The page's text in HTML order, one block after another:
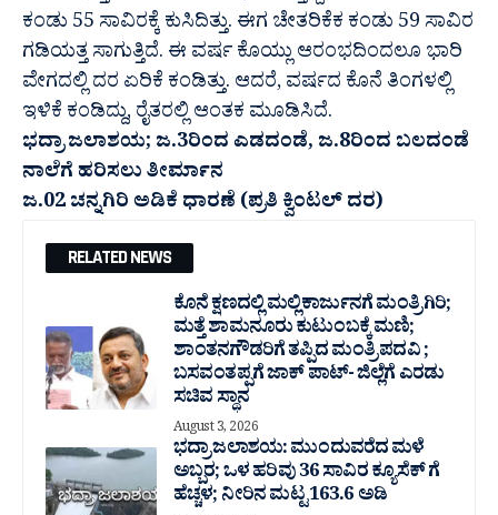
ಕಂಡು 55 ಸಾವಿರಕ್ಕೆ ಕುಸಿದಿತ್ತು. ಈಗ ಚೇತರಿಕೆಕ ಕಂಡು 59 ಸಾವಿರ
ಗಡಿಯತ್ತ ಸಾಗುತ್ತಿದೆ‌. ಈ ವರ್ಷ ಕೊಯ್ಲು ಆರಂಭದಿಂದಲೂ ಭಾರಿ
ವೇಗದಲ್ಲಿ ದರ ಏರಿಕೆ ಕಂಡಿತ್ತು. ಆದರೆ,‌ ವರ್ಷದ ಕೊನೆ ತಿಂಗಳಲ್ಲಿ
ಇಳಿಕೆ ಕಂಡಿದ್ದು, ರೈತರಲ್ಲಿ ಆಂತಕ ಮೂಡಿಸಿದೆ.
ಭದ್ರಾ ಜಲಾಶಯ; ಜ.3ರಿಂದ ಎಡದಂಡೆ‌, ಜ.8ರಿಂದ ಬಲದಂಡೆ
ನಾಲೆಗೆ ಹರಿಸಲು ತೀರ್ಮಾನ
ಜ.02 ಚನ್ನಗಿರಿ ಅಡಿಕೆ ಧಾರಣೆ (ಪ್ರತಿ ಕ್ವಿಂಟಲ್ ದರ)
RELATED NEWS
ಕೊನೆ ಕ್ಷಣದಲ್ಲಿ ಮಲ್ಲಿಕಾರ್ಜುನಗೆ ಮಂತ್ರಿಗಿರಿ;
ಮತ್ತೆ ಶಾಮನೂರು ಕುಟುಂಬಕ್ಕೆ ಮಣಿ;
ಶಾಂತನಗೌಡರಿಗೆ ತಪ್ಪಿದ ಮಂತ್ರಿ ಪದವಿ ;
ಬಸವಂತಪ್ಪಗೆ ಜಾಕ್ ಪಾಟ್- ಜಿಲ್ಲೆಗೆ ಎರಡು
ಸಚಿವ ಸ್ಥಾನ
August 3, 2026
ಭದ್ರಾ ಜಲಾಶಯ: ಮುಂದುವರೆದ ಮಳೆ
ಅಬ್ಬರ; ಒಳ ಹರಿವು 36 ಸಾವಿರ‌ ಕ್ಯೂಸೆಕ್ ಗೆ
ಹೆಚ್ಚಳ; ನೀರಿನ ಮಟ್ಟ 163.6 ಅಡಿ